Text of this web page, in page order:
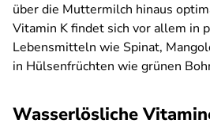
über die Muttermilch hinaus
Vitamin K findet sich vor allem in
Lebensmitteln wie Spinat,
in Hülsenfrüchten wie grünen
Wasserlösliche